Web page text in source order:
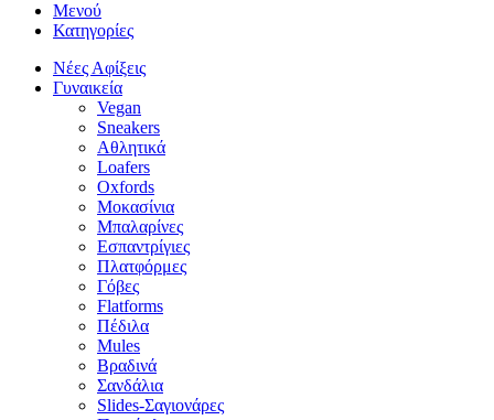
Μενού
Κατηγορίες
Νέες Αφίξεις
Γυναικεία
Vegan
Sneakers
Αθλητικά
Loafers
Oxfords
Μοκασίνια
Μπαλαρίνες
Εσπαντρίγιες
Πλατφόρμες
Γόβες
Flatforms
Πέδιλα
Mules
Βραδινά
Σανδάλια
Slides-Σαγιονάρες